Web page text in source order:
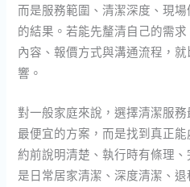
而是服務範圍、清潔深度、現
的結果。若能先釐清自己的需
內容、報價方式與溝通流程，
響。
對一般家庭來說，選擇清潔服
最便宜的方案，而是找到真正
約前說明清楚、執行時有條理
是日常居家清潔、深度清潔、